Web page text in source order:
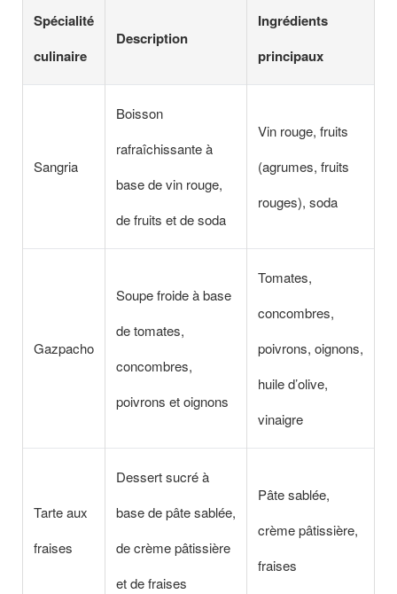
Spécialité
culinaire
Description
Ingrédients
principaux
Sangria
Boisson
rafraîchissante à
base de vin rouge,
de fruits et de soda
Vin rouge, fruits
(agrumes, fruits
rouges), soda
Gazpacho
Soupe froide à base
de tomates,
concombres,
poivrons et oignons
Tomates,
concombres,
poivrons, oignons,
huile d’olive,
vinaigre
Tarte aux
fraises
Dessert sucré à
base de pâte sablée,
de crème pâtissière
et de fraises
Pâte sablée,
crème pâtissière,
fraises